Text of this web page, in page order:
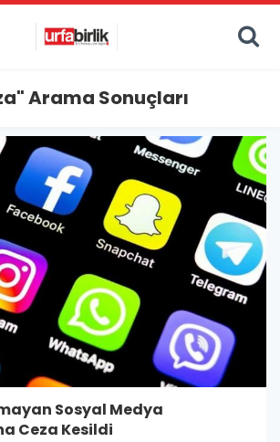
Arama Sonuçları
Sosyal Medya
Ceza Kesildi